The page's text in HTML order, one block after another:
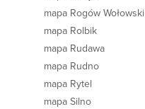
mapa Rogów Wołowski
mapa Rolbik
mapa Rudawa
mapa Rudno
mapa Rytel
mapa Silno